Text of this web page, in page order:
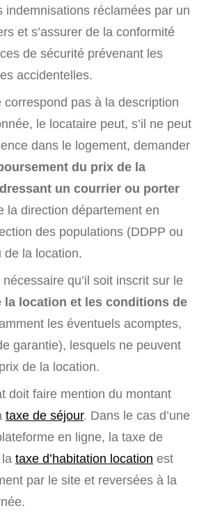
indemnisations réclamées par un
et s’assurer de la conformité
de sécurité prévenant les
accidentelles.
correspond pas à la description
le locataire peut, s’il ne peut
dans le logement, demander
du prix de la
un courrier ou porter
la direction département en
des populations (DDPP ou
de la location.
qu’il soit inscrit sur le
la location et les conditions de
les éventuels acomptes,
garantie), lesquels ne peuvent
de la location.
doit faire mention du montant
taxe de séjour. Dans le cas d’une
en ligne, la taxe de
taxe d’habitation location est
par le site et reversées à la